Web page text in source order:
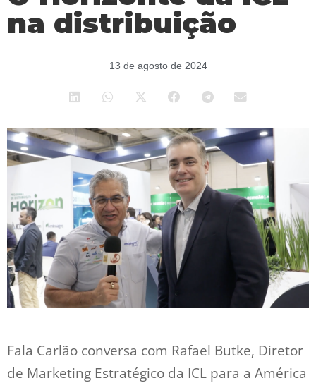
na distribuição
13 de agosto de 2024
Fala Carlão conversa com Rafael Butke, Diretor
de Marketing Estratégico da ICL para a América